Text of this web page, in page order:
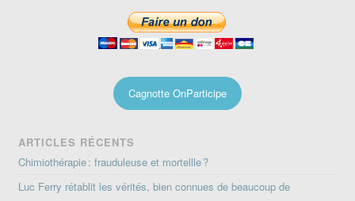
Cagnotte OnParticipe
ARTICLES RÉCENTS
Chimiothérapie : frauduleuse et mortellle ?
Luc Ferry rétablit les vérités, bien connues de beaucoup de